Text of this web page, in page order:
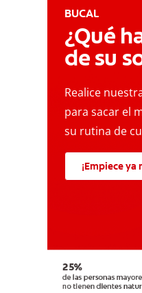
BUCAL
¿Qué
de su
Realice
para sacar el
su rutina de
¡Empiece ya